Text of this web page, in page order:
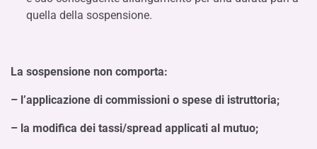
quella della sospensione.
La sospensione non comporta:
– l’applicazione di commissioni o spese di istruttoria;
– la modifica dei tassi/spread applicati al mutuo;